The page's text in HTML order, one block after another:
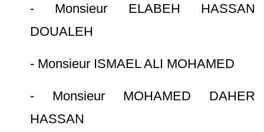
- Monsieur ELABEH HASSAN
DOUALEH
- Monsieur ISMAEL ALI MOHAMED
- Monsieur MOHAMED DAHER
HASSAN